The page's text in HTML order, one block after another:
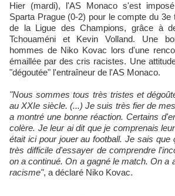
Hier (mardi), l'AS Monaco s'est imposé sur la pelouse du
Sparta Prague (0-2) pour le compte du 3e
de la Ligue des Champions, grâce à
Tchouaméni et Kevin Volland. Une
hommes de Niko Kovac lors d'une
émaillée par des cris racistes. Une
"dégoutée" l'entraîneur de l'AS Monaco.
"Nous sommes tous très tristes et
au XXIe siècle. (...) Je suis très fier de
a montré une bonne réaction. Certains
colère. Je leur ai dit que je comprenais
était ici pour jouer au football. Je sais que
très difficile d'essayer de comprendre
on a continué. On a gagné le match. On a
racisme", a déclaré Niko Kovac.